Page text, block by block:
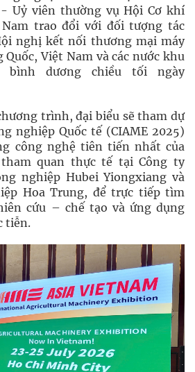
Uỷ viên thường vụ Hội Cơ khí
trao đổi với đối tượng tác
nghị kết nối thương mại máy
Việt Nam và các nước khu
bình dương chiều tối ngày
trình, đại biểu sẽ tham dự
nghiệp Quốc tế (CIAME 2025)
công nghệ tiên tiến nhất của
quan thực tế tại Công ty
nghiệp Hubei Yiongxiang và
Hoa Trung, để trực tiếp tìm
cứu – chế tạo và ứng dụng
tiễn.